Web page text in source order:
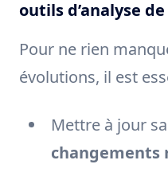
outils d’analyse
Pour ne rien
évolutions, il est
Mettre à jour
changements